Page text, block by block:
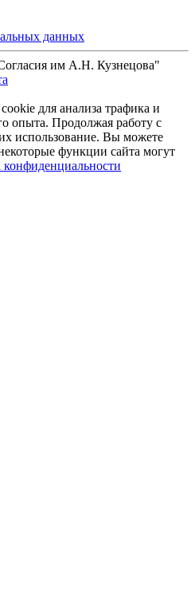
данных
им А.Н. Кузнецова"
для анализа трафика и
опыта. Продолжая работу с
использование. Вы можете
функции сайта могут